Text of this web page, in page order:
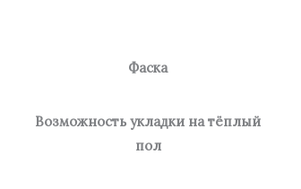
Фаска
Возможность укладки на тёплый
пол